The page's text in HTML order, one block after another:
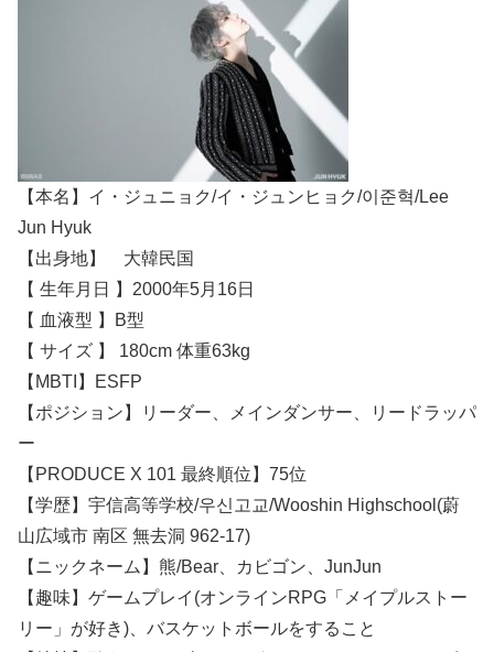
【本名】イ・ジュニョク/イ・ジュンヒョク/이준혁/Lee
Jun Hyuk
【出身地】 大韓民国
【 生年月日 】2000年5月16日
【 血液型 】B型
【 サイズ 】 180cm 体重63kg
【MBTI】ESFP
【ポジション】リーダー、メインダンサー、リードラッパ
ー
【PRODUCE X 101 最終順位】75位
【学歴】宇信高等学校/우신고교/Wooshin Highschool(蔚
山広域市 南区 無去洞 962-17)
【ニックネーム】熊/Bear、カビゴン、JunJun
【趣味】ゲームプレイ(オンラインRPG「メイプルストー
リー」が好き)、バスケットボールをすること